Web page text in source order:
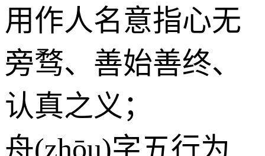
用作人名意指心无
旁骛、善始善终、
认真之义；
舟(zhōu)字五行为